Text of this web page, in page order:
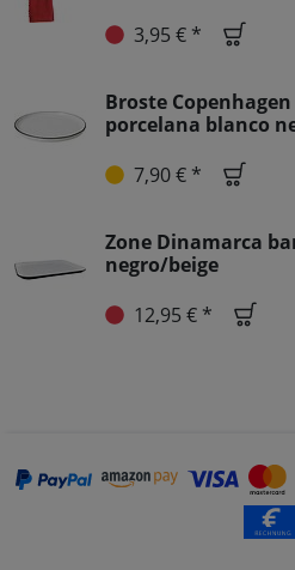
3,95 € *
Broste
porcelana blanco
7,90 € *
Zone Dinamarca
negro/beige
12,95 € *